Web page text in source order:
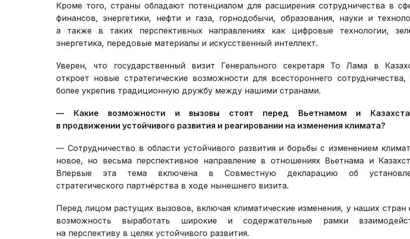
Кроме того, страны обладают потенциалом для расширения сотрудничества в
финансов, энергетики, нефти и газа, горнодобычи, образования, науки и
а также в таких перспективных направлениях как цифровые технологии,
энергетика, передовые материалы и искусственный интеллект.
Уверен, что государственный визит Генерального секретаря То Лама в
откроет новые стратегические возможности для всестороннего
более укрепив традиционную дружбу между нашими странами.
— Какие возможности и вызовы стоят перед Вьетнамом и
в продвижении устойчивого развития и реагировании на изменения климата?
— Сотрудничество в области устойчивого развития и борьбы с изменением
новое, но весьма перспективное направление в отношениях Вьетнама и
Впервые эта тема включена в Совместную декларацию об
стратегического партнёрства в ходе нынешнего визита.
Перед лицом растущих вызовов, включая климатические изменения, у наших стран
возможность выработать широкие и содержательные рамки
на перспективу в целях устойчивого развития.